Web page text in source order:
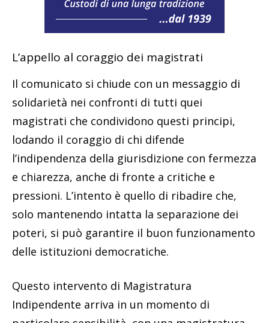
L’appello al coraggio dei magistrati
Il comunicato si chiude con un messaggio di
solidarietà nei confronti di tutti quei
magistrati che condividono questi principi,
lodando il coraggio di chi difende
l’indipendenza della giurisdizione con fermezza
e chiarezza, anche di fronte a critiche e
pressioni. L’intento è quello di ribadire che,
solo mantenendo intatta la separazione dei
poteri, si può garantire il buon funzionamento
delle istituzioni democratiche.
Questo intervento di Magistratura
Indipendente arriva in un momento di